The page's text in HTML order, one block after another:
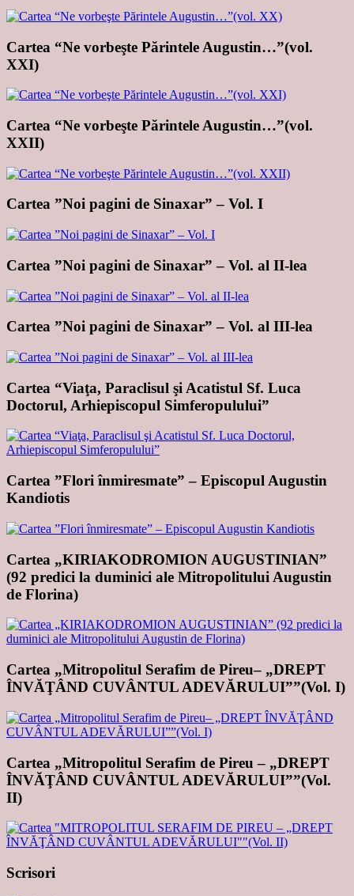
Cartea “Ne vorbeşte Părintele Augustin…”(vol.
XXI)
Cartea “Ne vorbeşte Părintele Augustin…”(vol.
XXII)
Cartea ”Noi pagini de Sinaxar” – Vol. I
Cartea ”Noi pagini de Sinaxar” – Vol. al II-lea
Cartea ”Noi pagini de Sinaxar” – Vol. al III-lea
Cartea “Viaţa, Paraclisul şi Acatistul Sf. Luca
Doctorul, Arhiepiscopul Simferopulului”
Cartea ”Flori înmiresmate” – Episcopul Augustin
Kandiotis
Cartea „KIRIAKODROMION AUGUSTINIAN”
(92 predici la duminici ale Mitropolitului Augustin
de Florina)
Cartea „Mitropolitul Serafim de Pireu– „DREPT
ÎNVĂŢÂND CUVÂNTUL ADEVĂRULUI””(Vol. I)
Cartea „Mitropolitul Serafim de Pireu – „DREPT
ÎNVĂŢÂND CUVÂNTUL ADEVĂRULUI””(Vol.
II)
Scrisori